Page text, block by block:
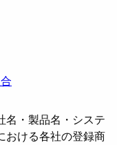
名・製品名・システ
おける各社の登録商